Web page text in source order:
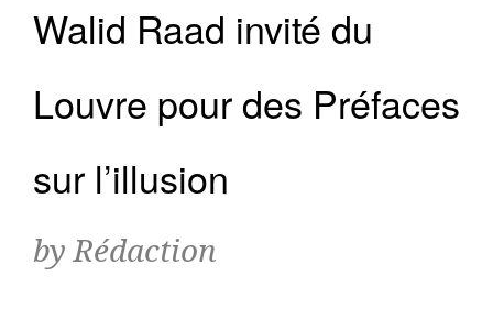
Walid Raad invité du
Louvre pour des Préfaces
sur l’illusion
by Rédaction